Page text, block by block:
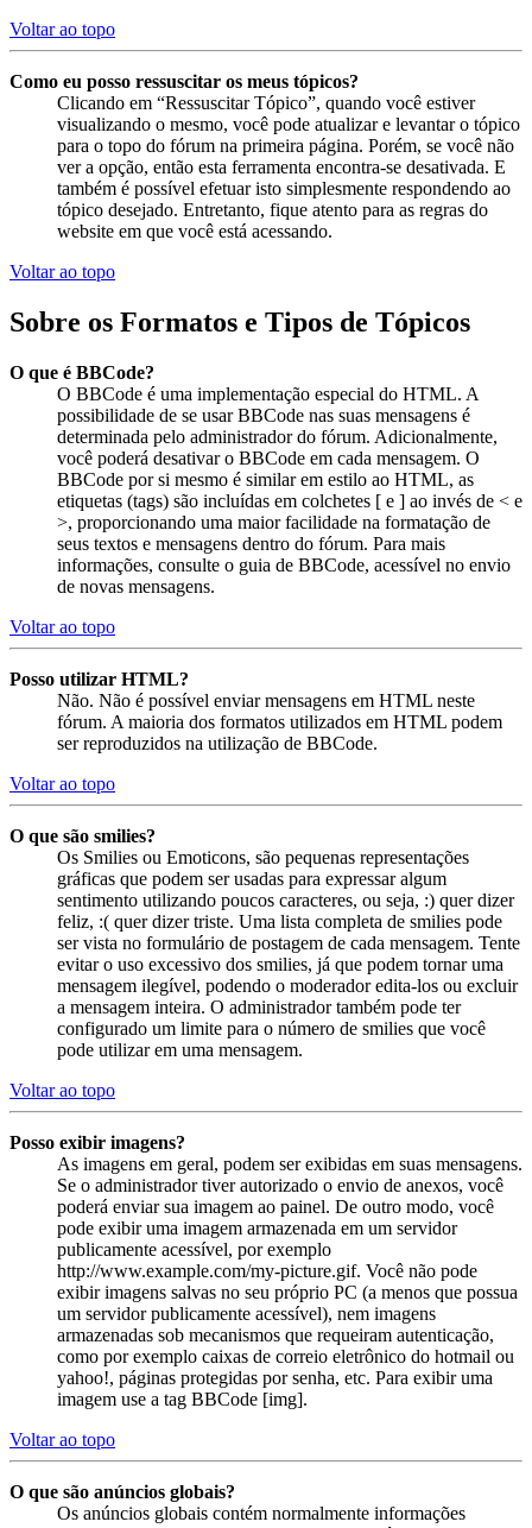
Voltar ao topo
Como eu posso ressuscitar os meus tópicos?
Clicando em “Ressuscitar Tópico”, quando você estiver
visualizando o mesmo, você pode atualizar e levantar o tópico
para o topo do fórum na primeira página. Porém, se você não
ver a opção, então esta ferramenta encontra-se desativada. E
também é possível efetuar isto simplesmente respondendo ao
tópico desejado. Entretanto, fique atento para as regras do
website em que você está acessando.
Voltar ao topo
Sobre os Formatos e Tipos de Tópicos
O que é BBCode?
O BBCode é uma implementação especial do HTML. A
possibilidade de se usar BBCode nas suas mensagens é
determinada pelo administrador do fórum. Adicionalmente,
você poderá desativar o BBCode em cada mensagem. O
BBCode por si mesmo é similar em estilo ao HTML, as
etiquetas (tags) são incluídas em colchetes [ e ] ao invés de < e
>, proporcionando uma maior facilidade na formatação de
seus textos e mensagens dentro do fórum. Para mais
informações, consulte o guia de BBCode, acessível no envio
de novas mensagens.
Voltar ao topo
Posso utilizar HTML?
Não. Não é possível enviar mensagens em HTML neste
fórum. A maioria dos formatos utilizados em HTML podem
ser reproduzidos na utilização de BBCode.
Voltar ao topo
O que são smilies?
Os Smilies ou Emoticons, são pequenas representações
gráficas que podem ser usadas para expressar algum
sentimento utilizando poucos caracteres, ou seja, :) quer dizer
feliz, :( quer dizer triste. Uma lista completa de smilies pode
ser vista no formulário de postagem de cada mensagem. Tente
evitar o uso excessivo dos smilies, já que podem tornar uma
mensagem ilegível, podendo o moderador edita-los ou excluir
a mensagem inteira. O administrador também pode ter
configurado um limite para o número de smilies que você
pode utilizar em uma mensagem.
Voltar ao topo
Posso exibir imagens?
As imagens em geral, podem ser exibidas em suas mensagens.
Se o administrador tiver autorizado o envio de anexos, você
poderá enviar sua imagem ao painel. De outro modo, você
pode exibir uma imagem armazenada em um servidor
publicamente acessível, por exemplo
http://www.example.com/my-picture.gif. Você não pode
exibir imagens salvas no seu próprio PC (a menos que possua
um servidor publicamente acessível), nem imagens
armazenadas sob mecanismos que requeiram autenticação,
como por exemplo caixas de correio eletrônico do hotmail ou
yahoo!, páginas protegidas por senha, etc. Para exibir uma
imagem use a tag BBCode [img].
Voltar ao topo
O que são anúncios globais?
Os anúncios globais contém normalmente informações